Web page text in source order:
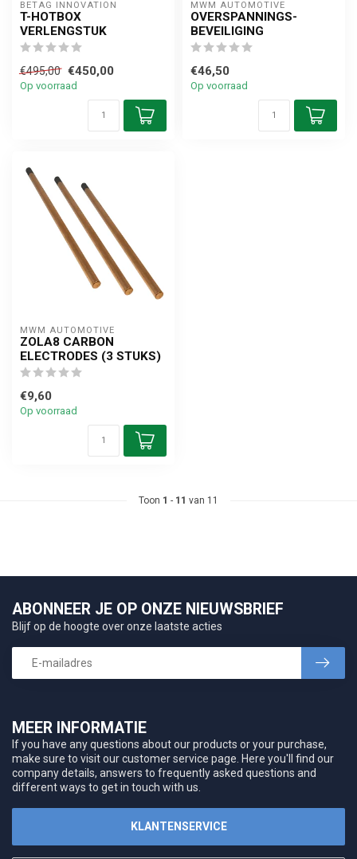
BETAG INNOVATION
T-HOTBOX
VERLENGSTUK
€495,00 €450,00
Op voorraad
MWM AUTOMOTIVE
OVERSPANNINGS-
BEVEILIGING
€46,50
Op voorraad
MWM AUTOMOTIVE
ZOLA8 CARBON
ELECTRODES (3 STUKS)
€9,60
Op voorraad
Toon 1 - 11 van 11
MEER INFORMATIE
If you have any questions about our products or your purchase,
make sure to visit our customer service page. Here you'll find our
company details, answers to frequently asked questions and
different ways to get in touch with us.
KLANTENSERVICE
ABONNEER JE OP ONZE NIEUWSBRIEF
Blijf op de hoogte over onze laatste acties